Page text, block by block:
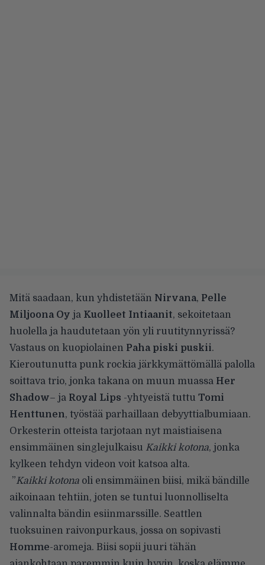
Mitä saadaan, kun yhdistetään Nirvana, Pelle
Miljoona Oy ja Kuolleet Intiaanit, sekoitetaan
huolella ja haudutetaan yön yli ruutitynnyrissä?
Vastaus on kuopiolainen Paha piski puskii.
Kieroutunutta punk rockia järkkymättömällä palolla
soittava trio, jonka takana on muun muassa Her
Shadow– ja Royal Lips -yhtyeistä tuttu Tomi
Henttunen, työstää parhaillaan debyyttialbumiaan.
Orkesterin otteista tarjotaan nyt maistiaisena
ensimmäinen singlejulkaisu Kaikki kotona, jonka
kylkeen tehdyn videon voit katsoa alta.
”Kaikki kotona oli ensimmäinen biisi, mikä bändille
aikoinaan tehtiin, joten se tuntui luonnolliselta
valinnalta bändin esiinmarssille. Seattlen
tuoksuinen raivonpurkaus, jossa on sopivasti
Homme-aromeja. Biisi sopii juuri tähän